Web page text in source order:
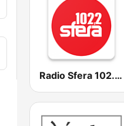
Radio Sfera 102.2 FM